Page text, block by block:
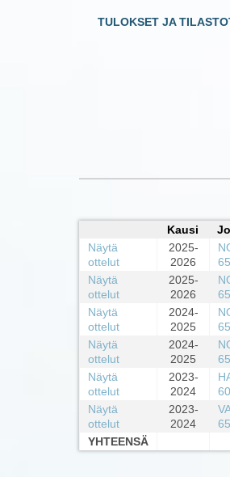
TULOKSET JA
Kausi
Näytä
ottelut
2025-
2026
65
Näytä
ottelut
2025-
2026
65
Näytä
ottelut
2024-
2025
65
Näytä
ottelut
2024-
2025
65
Näytä
ottelut
2023-
2024
60
Näytä
ottelut
2023-
2024
65
YHTEENSÄ